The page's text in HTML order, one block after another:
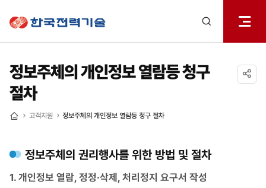
열기
열기
정보주체의 개인정보 열람등 청구
절차
고객지원 정보주체의 개인정보 열람등 청구 절차
정보주체의 권리행사를 위한 방법 및 절차
1. 개인정보 열람, 정정·삭제, 처리정지 요구서 작성